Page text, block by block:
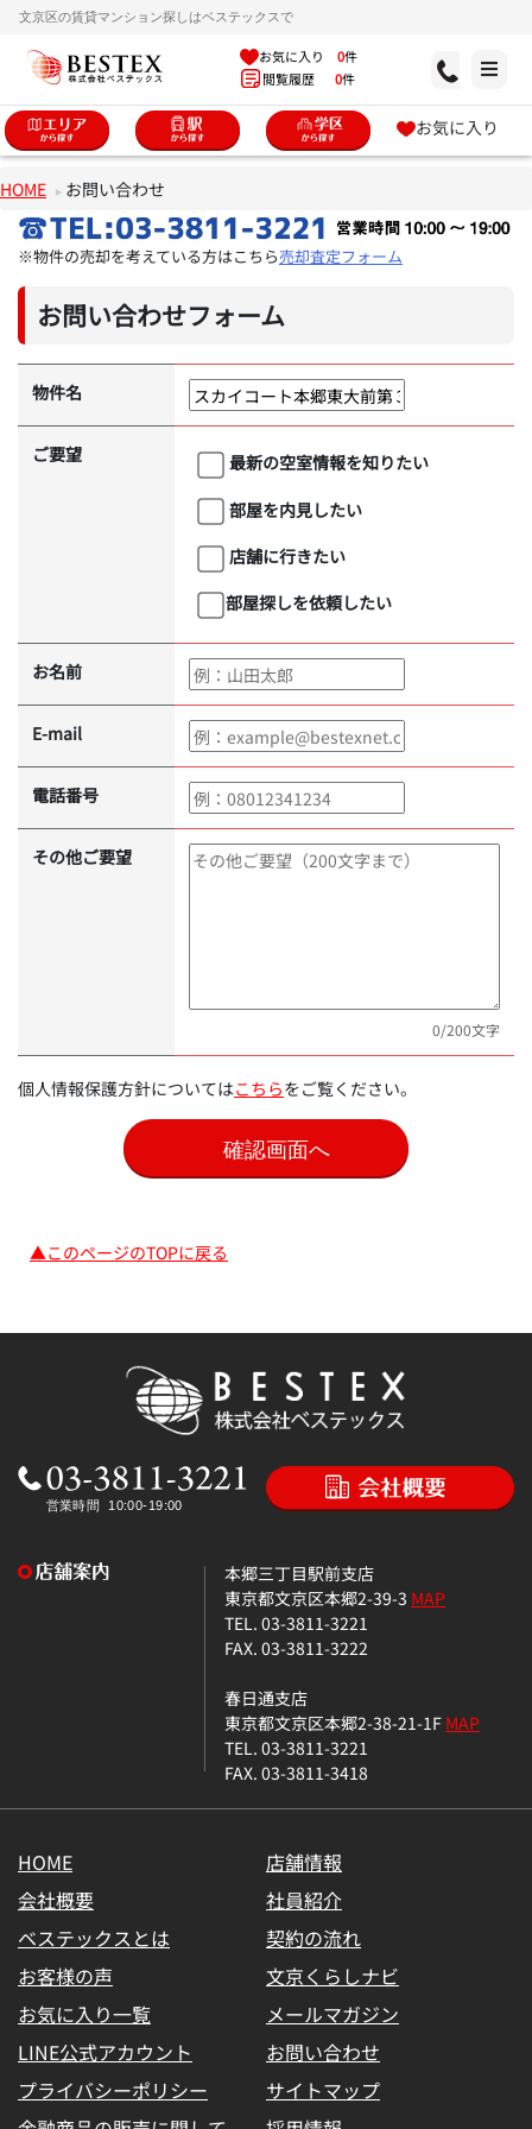
文京区の賃貸マンション探しはベステックスで
お気に入り 0件
閲覧履歴 0件
お気に入り
HOME お問い合わせ
※物件の売却を考えている方はこちら売却査定フォーム
お問い合わせフォーム
物件名
ご要望
最新の空室情報を知りたい
部屋を内見したい
店舗に行きたい
部屋探しを依頼したい
お名前
E-mail
電話番号
その他ご要望
0/200文字
個人情報保護方針についてはこちらをご覧ください。
▲このページのTOPに戻る
本郷三丁目駅前支店
東京都文京区本郷2-39-3 MAP
TEL. 03-3811-3221
FAX. 03-3811-3222
春日通支店
東京都文京区本郷2-38-21-1FMAP
TEL. 03-3811-3221
FAX. 03-3811-3418
HOME
店舗情報
会社概要
社員紹介
ベステックスとは
契約の流れ
お客様の声
文京くらしナビ
お気に入り一覧
メールマガジン
LINE公式アカウント
お問い合わせ
プライバシーポリシー
サイトマップ